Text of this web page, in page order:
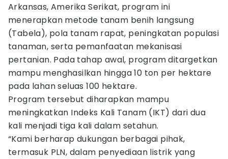
Arkansas, Amerika Serikat, program ini
menerapkan metode tanam benih langsung
(Tabela), pola tanam rapat, peningkatan populasi
tanaman, serta pemanfaatan mekanisasi
pertanian. Pada tahap awal, program ditargetkan
mampu menghasilkan hingga 10 ton per hektare
pada lahan seluas 100 hektare.
Program tersebut diharapkan mampu
meningkatkan Indeks Kali Tanam (IKT) dari dua
kali menjadi tiga kali dalam setahun.
“Kami berharap dukungan berbagai pihak,
termasuk PLN, dalam penyediaan listrik yang